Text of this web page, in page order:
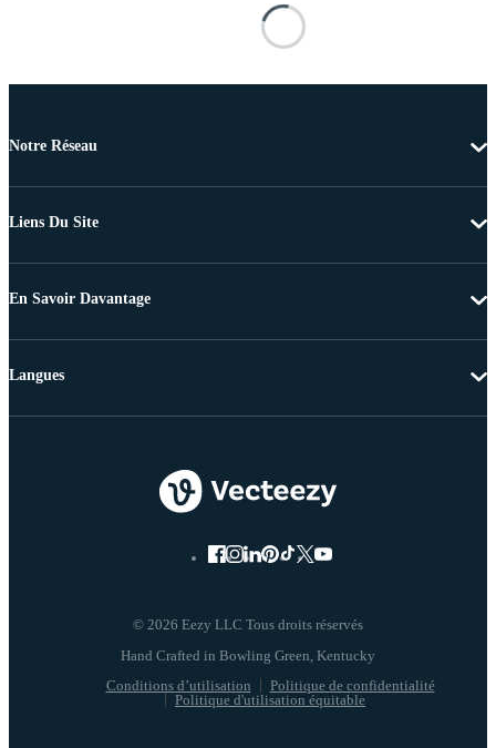
Notre Réseau
Liens Du Site
En Savoir Davantage
© 2026 Eezy LLC Tous droits réservés
Conditions d’utilisation
Politique de confidentialité
Politique d'utilisation équitable
Langues